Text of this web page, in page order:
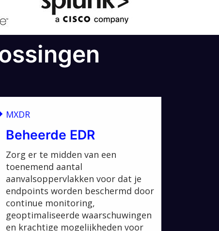
MXDR
Beheerde EDR
Zorg er te midden van een
toenemend aantal
aanvalsoppervlakken voor dat je
endpoints worden beschermd door
continue monitoring,
geoptimaliseerde waarschuwingen
en krachtige mogelijkheden voor